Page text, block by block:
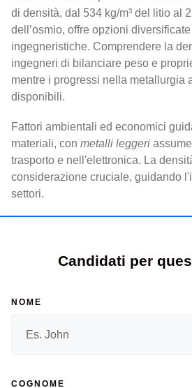
di densità, dal 534 kg/m³ del litio al
dell’osmio, offre opzioni
ingegneristiche. Comprendere la
ingegneri di bilanciare peso e
mentre i progressi nella metallurgia
disponibili.
Fattori ambientali ed economici
materiali, con metalli leggeri
trasporto e nell'elettronica. La
considerazione cruciale, guidando
settori.
Candidati per
NOME
COGNOME